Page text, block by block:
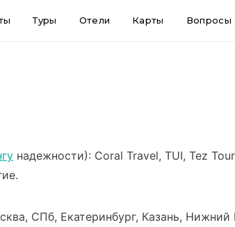
Туры Отели Карты Вопросы
надежности): Coral Travel, TUI, Tez
СПб, Екатеринбург, Казань,